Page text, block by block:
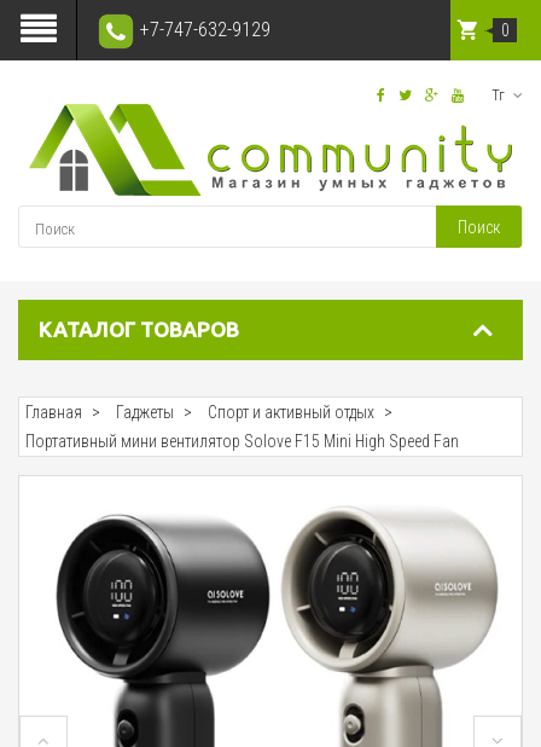
+7-747-632-9129
Тг
Поиск
0
КАТАЛОГ ТОВАРОВ
Главная Гаджеты
Спорт и активный отдых
Портативный мини вентилятор Solove F15 Mini High Speed Fan